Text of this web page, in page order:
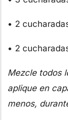
• 2
• 2
Mezcle todos
aplique en
menos,